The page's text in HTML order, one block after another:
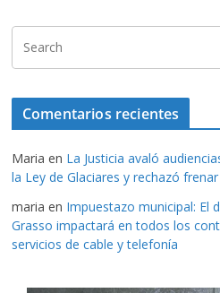
Comentarios recientes
Maria en La Justicia avaló
la Ley de Glaciares y rechazó
maria en Impuestazo municipal: El
Grasso impactará en todos los
servicios de cable y telefonía